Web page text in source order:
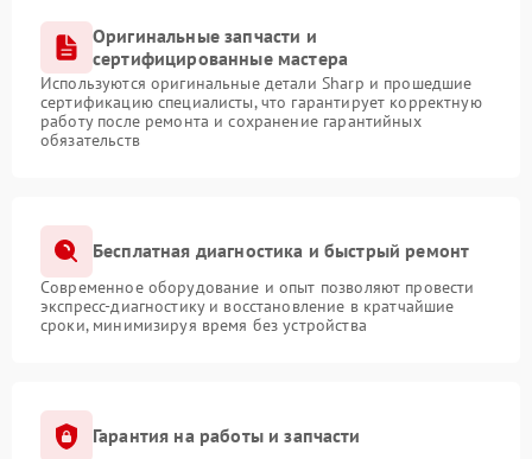
Оригинальные запчасти и
сертифицированные мастера
Используются оригинальные детали Sharp и прошедшие
сертификацию специалисты, что гарантирует корректную
работу после ремонта и сохранение гарантийных
обязательств
Бесплатная диагностика и быстрый ремонт
Современное оборудование и опыт позволяют провести
экспресс-диагностику и восстановление в кратчайшие
сроки, минимизируя время без устройства
Гарантия на работы и запчасти